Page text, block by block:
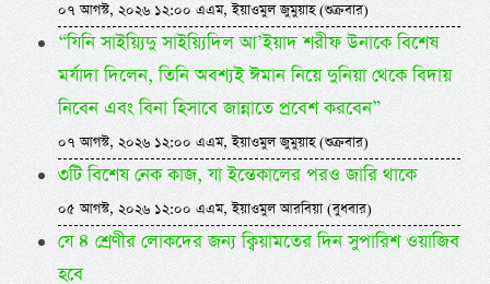
০৭ আগস্ট, ২০২৬ ১২:০০ এএম, ইয়াওমুল জুমুয়াহ (শুক্রবার)
“যিনি সাইয়্যিদু সাইয়্যিদিল আ’ইয়াদ শরীফ উনাকে বিশেষ
মর্যাদা দিলেন, তিনি অবশ্যই ঈমান নিয়ে দুনিয়া থেকে বিদায়
নিবেন এবং বিনা হিসাবে জান্নাতে প্রবেশ করবেন”
০৭ আগস্ট, ২০২৬ ১২:০০ এএম, ইয়াওমুল জুমুয়াহ (শুক্রবার)
৩টি বিশেষ নেক কাজ, যা ইন্তেকালের পরও জারি থাকে
০৫ আগস্ট, ২০২৬ ১২:০০ এএম, ইয়াওমুল আরবিয়া (বুধবার)
যে ৪ শ্রেণীর লোকদের জন্য ক্বিয়ামতের দিন সুপারিশ ওয়াজিব
হবে